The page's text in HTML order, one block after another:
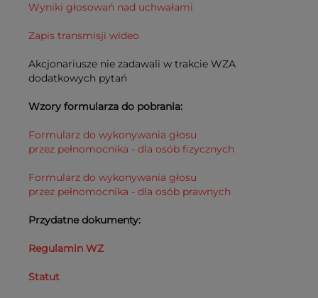
Wyniki głosowań nad uchwałami
Zapis transmisji wideo
Akcjonariusze nie zadawali w trakcie WZA
dodatkowych pytań
Wzory formularza do pobrania:
Formularz do wykonywania głosu
przez pełnomocnika - dla osób fizycznych
Formularz do wykonywania głosu
przez pełnomocnika - dla osób prawnych
Przydatne dokumenty:
Regulamin WZ
Statut